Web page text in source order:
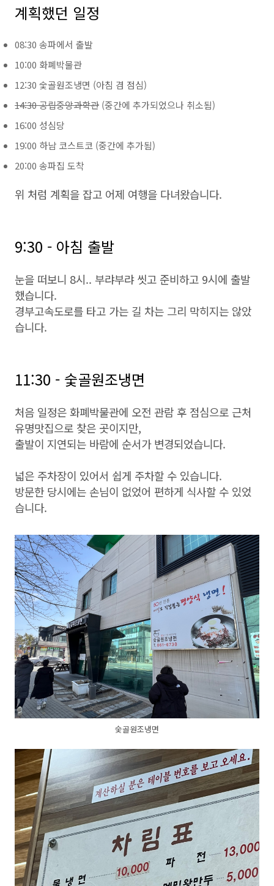
계획했던 일정
08:30 송파에서 출발
10:00 화폐박물관
12:30 숯골원조냉면 (아침 겸 점심)
14:30 공립중앙과학관 (중간에 추가되었으나 취소됨)
16:00 성심당
19:00 하남 코스트코 (중간에 추가됨)
20:00 송파집 도착
위 처럼 계획을 잡고 어제 여행을 다녀왔습니다.
9:30 - 아침 출발
눈을 떠보니 8시.. 부랴부랴 씻고 준비하고 9시에 출발
했습니다.
경부고속도로를 타고 가는 길 차는 그리 막히지는 않았
습니다.
11:30 - 숯골원조냉면
처음 일정은 화폐박물관에 오전 관람 후 점심으로 근처
유명맛집으로 찾은 곳이지만,
출발이 지연되는 바람에 순서가 변경되었습니다.
넓은 주차장이 있어서 쉽게 주차할 수 있습니다.
방문한 당시에는 손님이 없었어 편하게 식사할 수 있었
습니다.
숯골원조냉면